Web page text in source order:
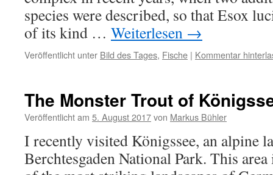
species were described, so that Esox
of its kind … Weiterlesen →
Veröffentlicht unter Bild des Tages, Fische | Kommentar
The Monster Trout of
Veröffentlicht am 5. August 2017von Markus Bühler
I recently visited Königssee, an alpine
Berchtesgaden National Park. This